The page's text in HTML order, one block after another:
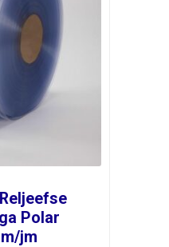
Polar
jm